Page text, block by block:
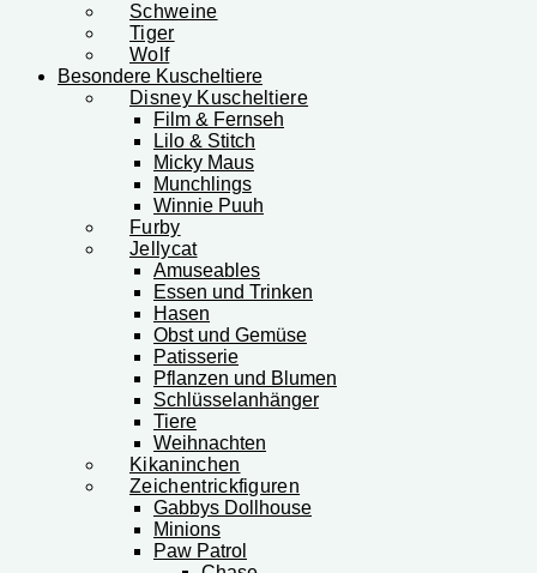
Schweine
Tiger
Wolf
Besondere Kuscheltiere
Disney Kuscheltiere
Film & Fernseh
Lilo & Stitch
Micky Maus
Munchlings
Winnie Puuh
Furby
Jellycat
Amuseables
Essen und Trinken
Hasen
Obst und Gemüse
Patisserie
Pflanzen und Blumen
Schlüsselanhänger
Tiere
Weihnachten
Kikaninchen
Zeichentrickfiguren
Gabbys Dollhouse
Minions
Paw Patrol